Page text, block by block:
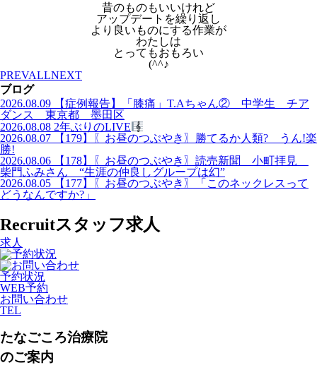
昔のものもいいけれど
アップデートを繰り返し
より良いものにする作業が
わたしは
とってもおもろい
(^^♪
PREVALLNEXT
ブログ
2026.08.09
【症例報告】「膝痛」T.Aちゃん② 中学生 チア
ダンス 東京都 墨田区
2026.08.08 2年ぶりのLIVE
2026.08.07
【179】〖お昼のつぶやき〗勝てるか人類? うん!楽
勝!
2026.08.06
【178】〖お昼のつぶやき〗読売新聞 小町拝見
柴門ふみさん “生涯の仲良しグループは幻”
2026.08.05
【177】〖お昼のつぶやき〗「このネックレスって
どうなんですか?」
Recruitスタッフ求人
求人
予約状況
WEB予約
お問い合わせ
TEL
たなごころ治療院
のご案内